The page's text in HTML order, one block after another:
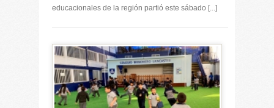
educacionales de la región partió este sábado [...]